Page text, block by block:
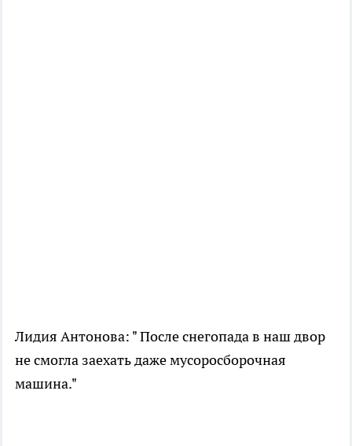
Лидия Антонова: " После снегопада в наш двор
не смогла заехать даже мусоросборочная
машина."